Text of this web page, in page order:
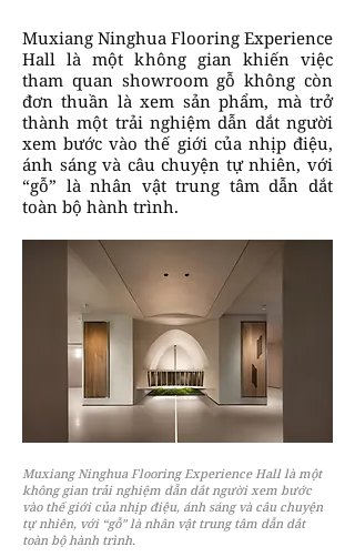
Muxiang Ninghua Flooring Experience
Hall là một không gian khiến việc
tham quan showroom gỗ không còn
đơn thuần là xem sản phẩm, mà trở
thành một trải nghiệm dẫn dắt người
xem bước vào thế giới của nhịp điệu,
ánh sáng và câu chuyện tự nhiên, với
“gỗ” là nhân vật trung tâm dẫn dắt
toàn bộ hành trình.
Muxiang Ninghua Flooring Experience Hall là một
không gian trải nghiệm dẫn dắt người xem bước
vào thế giới của nhịp điệu, ánh sáng và câu chuyện
tự nhiên, với “gỗ” là nhân vật trung tâm dẫn dắt
toàn bộ hành trình.